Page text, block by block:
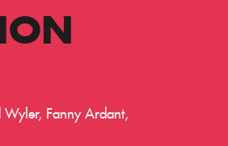
Fanny Ardant,